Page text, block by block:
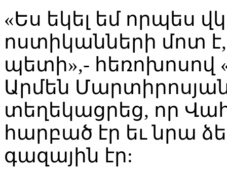
«Ես եկել եմ որպես
ոստիկանների մոտ
պետի»,- հեռոխոսով
Արմեն
տեղեկացրեց, որ
հարբած էր եւ նրա
գազային էր: